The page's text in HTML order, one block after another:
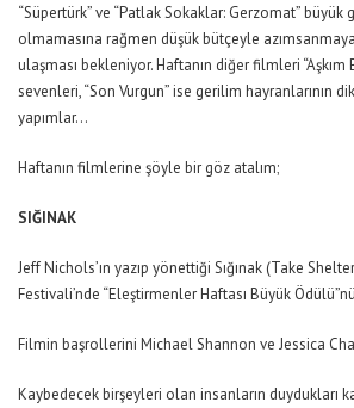
“Süpertürk” ve “Patlak Sokaklar: Gerzomat” büyük
olmamasına rağmen düşük bütçeyle
ulaşması bekleniyor. Haftanın diğer filmleri “Aşkım
sevenleri, “Son Vurgun” ise gerilim hayranlarının
yapımlar…
Haftanın filmlerine şöyle bir göz atalım;
SIĞINAK
Jeff Nichols’ın yazıp yönettiği Sığınak (Take
Festivali’nde “Eleştirmenler Haftası Büyük
Filmin başrollerini Michael Shannon ve Jessica
Kaybedecek birşeyleri olan insanların duydukları